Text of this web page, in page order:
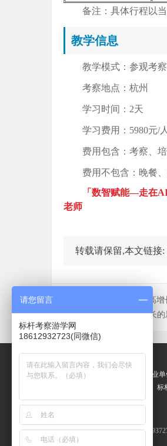
备注：具体行程以
教学信息
教学模式：参观考
考察地点：杭州
学习时间：2天
学习费用：5980元/人
费用包含：考察、
费用不包含：晚餐
「数智赋能—走在
老师
转载请保留,本文链接:
品牌零售打造高
下一篇：AI赋能企业增长
关于我们
标杆考察游学网
专业为企业和事业
、标杆学习、
业游与考察交流活动。
标杆考察游学网友情链接：QQ
腾讯参观考察
请您留言
标杆考察游学网
18612932723(同微信)